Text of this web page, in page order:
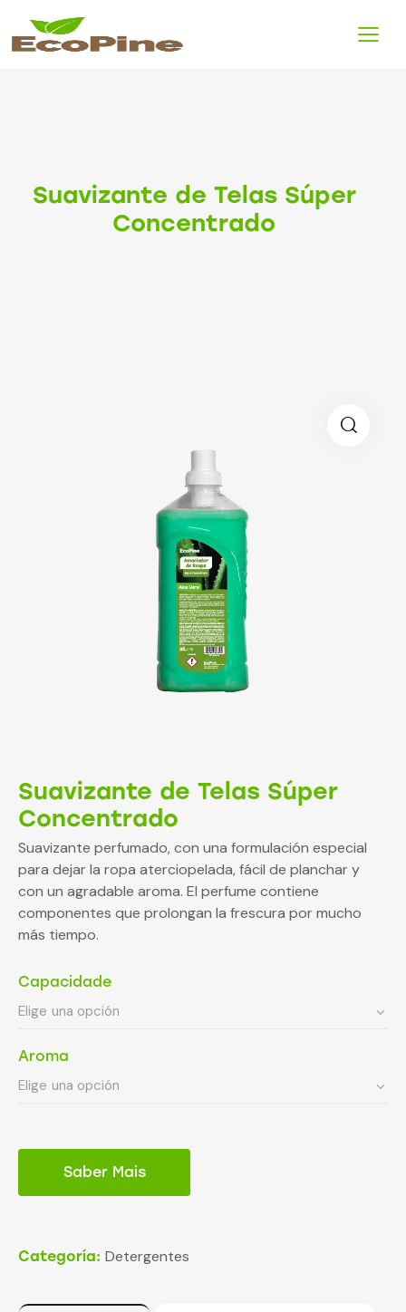
Suavizante de Telas Súper
Concentrado
Suavizante de Telas Súper
Concentrado
Suavizante perfumado, con una formulación especial
para dejar la ropa aterciopelada, fácil de planchar y
con un agradable aroma. El perfume contiene
componentes que prolongan la frescura por mucho
más tiempo.
Capacidade
Aroma
Saber Mais
Categoría: Detergentes